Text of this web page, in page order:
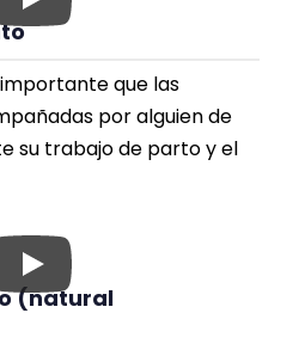
que las
por alguien de
su trabajo de parto y el
(natural